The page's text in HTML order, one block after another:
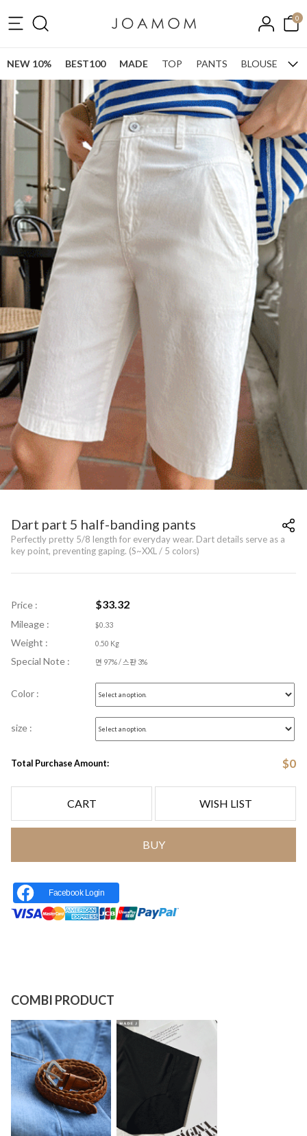
0
NEW 10% BEST100 MADE TOP PANTS BLOUSE
Dart part 5 half-banding pants
Perfectly pretty 5/8 length for everyday wear. Dart details serve as a
key point, preventing gaping. (S~XXL / 5 colors)
Price : $33.32
Mileage : $0.33
Weight : 0.50 Kg
Special Note : 면 97% / 스판 3%
Color :
size :
Total Purchase Amount: $0
CART WISH LIST
BUY
Facebook Login
COMBI PRODUCT